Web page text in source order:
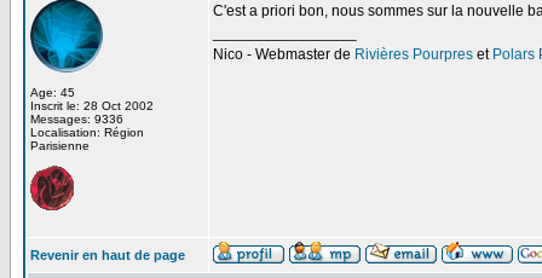
Age: 45
Inscrit le: 28 Oct 2002
Messages: 9336
Localisation: Région
Parisienne
C'est a priori bon, nous sommes sur la nouvelle
Nico - Webmaster de Rivières Pourpres et Polars
Revenir en haut de page